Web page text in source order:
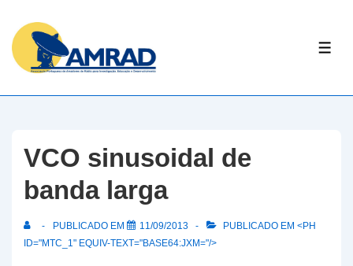
Skip
Content
VCO sinusoidal de
banda larga
PUBLICADO EM 11/09/2013
PUBLICADO EM <PH
ID="MTC_1" EQUIV-TEXT="BASE64:JXM="/>